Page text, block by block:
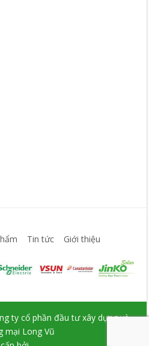
Tin tức Giới thiệu
ty cổ phần đầu tư xây dựng và
mại Long Vũ